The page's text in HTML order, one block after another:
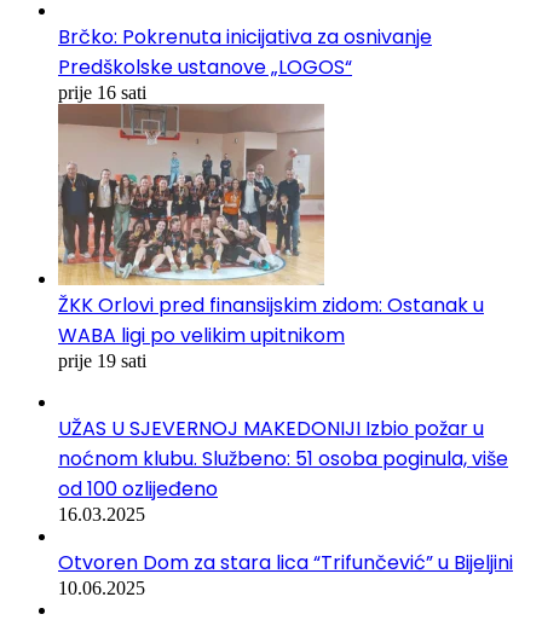
Brčko: Pokrenuta inicijativa za osnivanje
Predškolske ustanove „LOGOS“
prije 16 sati
ŽKK Orlovi pred finansijskim zidom: Ostanak u
WABA ligi po velikim upitnikom
prije 19 sati
UŽAS U SJEVERNOJ MAKEDONIJI Izbio požar u
noćnom klubu. Službeno: 51 osoba poginula, više
od 100 ozlijeđeno
16.03.2025
Otvoren Dom za stara lica “Trifunčević” u Bijeljini
10.06.2025